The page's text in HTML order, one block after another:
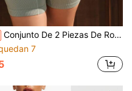
Conjunto De 2 Piezas De Ropa Interior Moldeadora Sin Costuras De Talle Alto Con Realce De Glúteos Para Mujeres De Talla Grande
7